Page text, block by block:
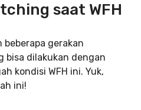
saat WFH
gerakan
bisa dilakukan dengan
kondisi WFH ini. Yuk,
ini!